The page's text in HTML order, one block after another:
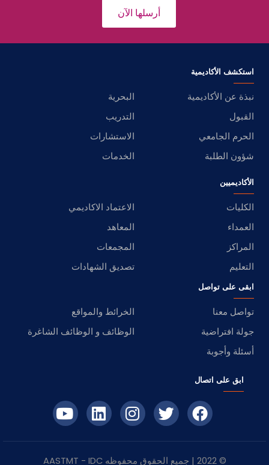
أرسلها الآن
استكشف الأكاديمية
نبذة عن الأكاديمية
البحرية
القبول
التدريب
الحرم الجامعي
الاستشارات
شؤون الطلبة
الخدمات
الأكاديميين
الكليات
الاعتماد الاكاديمي
العمداء
المعاهد
المراكز
المجمعات
التعليم
تصديق الشهادات
ابقى على تواصل
تواصل معنا
الخرائط والمواقع
جولة افتراضية
الوظائف و الوظائف الشاغرة
أسئلة وأجوبة
ابق على اتصال
© 2022 | جميع الحقوق محفوظه IDC
- AASTMT